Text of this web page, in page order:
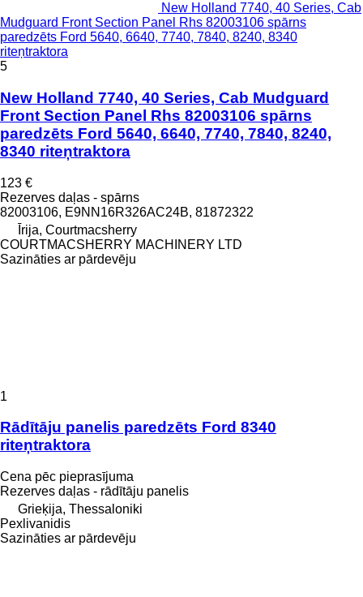
New Holland 7740, 40 Series, Cab
Mudguard Front Section Panel Rhs 82003106 spārns
paredzēts Ford 5640, 6640, 7740, 7840, 8240, 8340
riteņtraktora
5
New Holland 7740, 40 Series, Cab Mudguard
Front Section Panel Rhs 82003106 spārns
paredzēts Ford 5640, 6640, 7740, 7840, 8240,
8340 riteņtraktora
123 €
Rezerves daļas - spārns
82003106, E9NN16R326AC24B, 81872322
Īrija, Courtmacsherry
COURTMACSHERRY MACHINERY LTD
Sazināties ar pārdevēju
1
Rādītāju panelis paredzēts Ford 8340
riteņtraktora
Cena pēc pieprasījuma
Rezerves daļas - rādītāju panelis
Grieķija, Thessaloniki
Pexlivanidis
Sazināties ar pārdevēju